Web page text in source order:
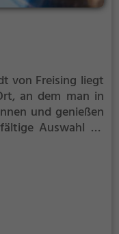
von Freising liegt
an dem man in
und genießen
Auswahl an
vegetarischen
Auswahl an